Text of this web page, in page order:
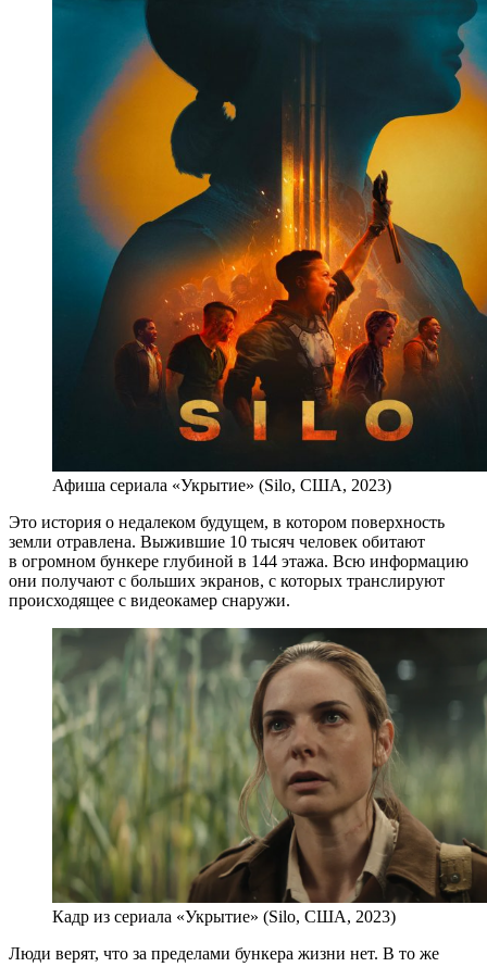
Афиша сериала «Укрытие» (Silo, США, 2023)
Это история о недалеком будущем, в котором поверхность
земли отравлена. Выжившие 10 тысяч человек обитают
в огромном бункере глубиной в 144 этажа. Всю информацию
они получают с больших экранов, с которых транслируют
происходящее с видеокамер снаружи.
Кадр из сериала «Укрытие» (Silo, США, 2023)
Люди верят, что за пределами бункера жизни нет. В то же